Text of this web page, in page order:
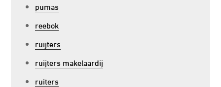
pumas
reebok
ruijters
ruijters makelaardij
ruiters